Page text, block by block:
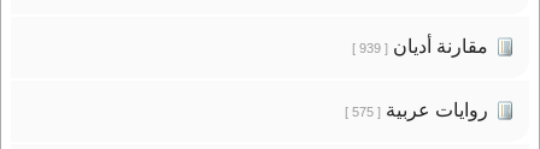
مقارنة أديان[ 939 ]
روايات عربية[ 575 ]